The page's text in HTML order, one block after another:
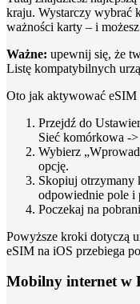
kraju. Wystarczy wybrać
ważności karty – i
Ważne: upewnij się, że
Listę kompatybilnych
Oto jak aktywować eSIM
Przejdź do
Sieć komórkowa -
Wybierz
opcję.
Skopiuj
odpowiednie pole i
Poczekaj na
Powyższe kroki dotyczą
eSIM na iOS przebiega
Mobilny internet w